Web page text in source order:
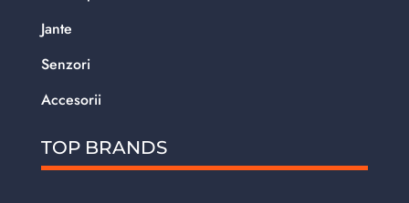
Jante
Senzori
Accesorii
TOP BRANDS